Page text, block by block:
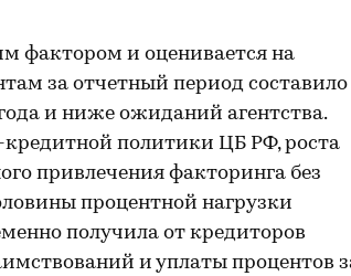
фактором и оценивается на
за отчетный период составило
и ниже ожиданий агентства.
политики ЦБ РФ, роста
привлечения факторинга без
процентной нагрузки
получила от кредиторов
и уплаты процентов